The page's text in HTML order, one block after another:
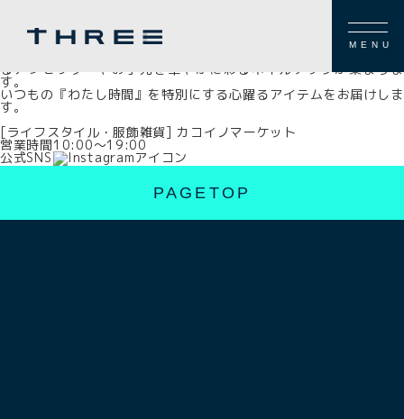
MENU
[ライフスタイル・服飾雑貨] カコイノマーケット
るアクセサリーやお手元を華やかに彩るネイルチップが集まりま
す。
いつもの『わたし時間』を特別にする心躍るアイテムをお届けしま
す。
[ライフスタイル・服飾雑貨] カコイノマーケット
営業時間10:00～19:00
公式SNS
PAGETOP